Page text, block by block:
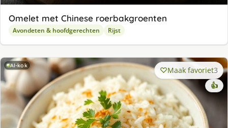
Omelet met Chinese roerbakgroenten
Avondeten & hoofdgerechten Rijst
AI-kok Maak favoriet3
👍